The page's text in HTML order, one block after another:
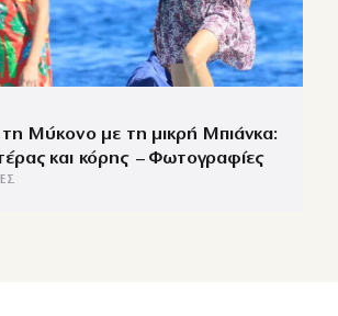
Μύκονο με τη μικρή Μπιάνκα:
και κόρης – Φωτογραφίες